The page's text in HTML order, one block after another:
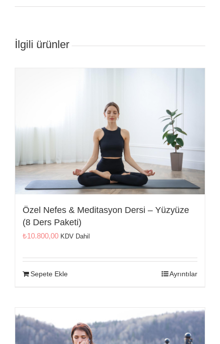
İlgili ürünler
Özel Nefes & Meditasyon Dersi – Yüzyüze
(8 Ders Paketi)
₺10.800,00 KDV Dahil
Sepete Ekle Ayrıntılar